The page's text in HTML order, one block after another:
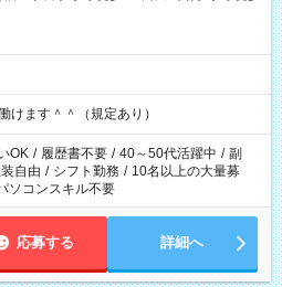
ます＾＾（規定あり）
OK / 履歴書不要 / 40～50代活躍中 / 副
自由 / シフト勤務 / 10名以上の大量募
ソコンスキル不要
応募する 詳細へ